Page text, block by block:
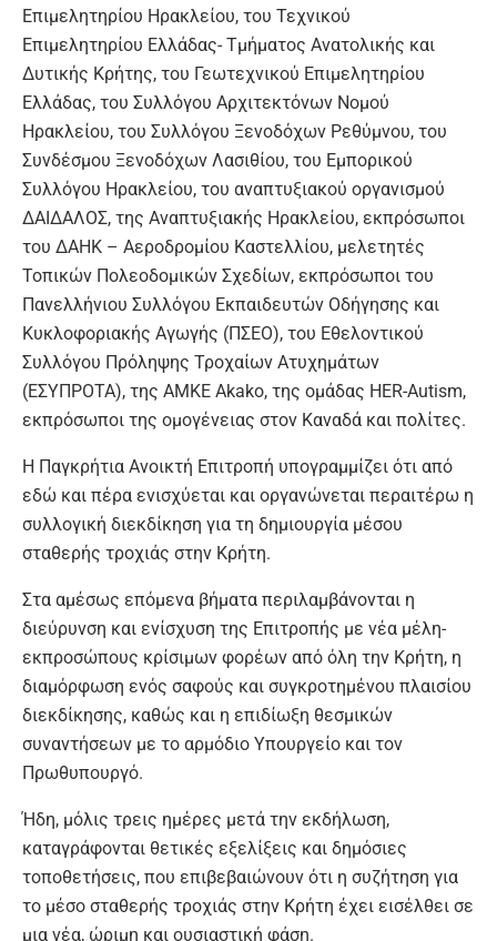
Επιμελητηρίου Ηρακλείου, του Τεχνικού
Επιμελητηρίου Ελλάδας- Τμήματος Ανατολικής και
Δυτικής Κρήτης, του Γεωτεχνικού Επιμελητηρίου
Ελλάδας, του Συλλόγου Αρχιτεκτόνων Νομού
Ηρακλείου, του Συλλόγου Ξενοδόχων Ρεθύμνου, του
Συνδέσμου Ξενοδόχων Λασιθίου, του Εμπορικού
Συλλόγου Ηρακλείου, του αναπτυξιακού οργανισμού
ΔΑΙΔΑΛΟΣ, της Αναπτυξιακής Ηρακλείου, εκπρόσωποι
του ΔΑΗΚ – Αεροδρομίου Καστελλίου, μελετητές
Τοπικών Πολεοδομικών Σχεδίων, εκπρόσωποι του
Πανελλήνιου Συλλόγου Εκπαιδευτών Οδήγησης και
Κυκλοφοριακής Αγωγής (ΠΣΕΟ), του Εθελοντικού
Συλλόγου Πρόληψης Τροχαίων Ατυχημάτων
(ΕΣΥΠΡΟΤΑ), της ΑΜΚΕ Akako, της ομάδας HER-Autism,
εκπρόσωποι της ομογένειας στον Καναδά και πολίτες.
Η Παγκρήτια Ανοικτή Επιτροπή υπογραμμίζει ότι από
εδώ και πέρα ενισχύεται και οργανώνεται περαιτέρω η
συλλογική διεκδίκηση για τη δημιουργία μέσου
σταθερής τροχιάς στην Κρήτη.
Στα αμέσως επόμενα βήματα περιλαμβάνονται η
διεύρυνση και ενίσχυση της Επιτροπής με νέα μέλη-
εκπροσώπους κρίσιμων φορέων από όλη την Κρήτη, η
διαμόρφωση ενός σαφούς και συγκροτημένου πλαισίου
διεκδίκησης, καθώς και η επιδίωξη θεσμικών
συναντήσεων με το αρμόδιο Υπουργείο και τον
Πρωθυπουργό.
Ήδη, μόλις τρεις ημέρες μετά την εκδήλωση,
καταγράφονται θετικές εξελίξεις και δημόσιες
τοποθετήσεις, που επιβεβαιώνουν ότι η συζήτηση για
το μέσο σταθερής τροχιάς στην Κρήτη έχει εισέλθει σε
μια νέα, ώριμη και ουσιαστική φάση.